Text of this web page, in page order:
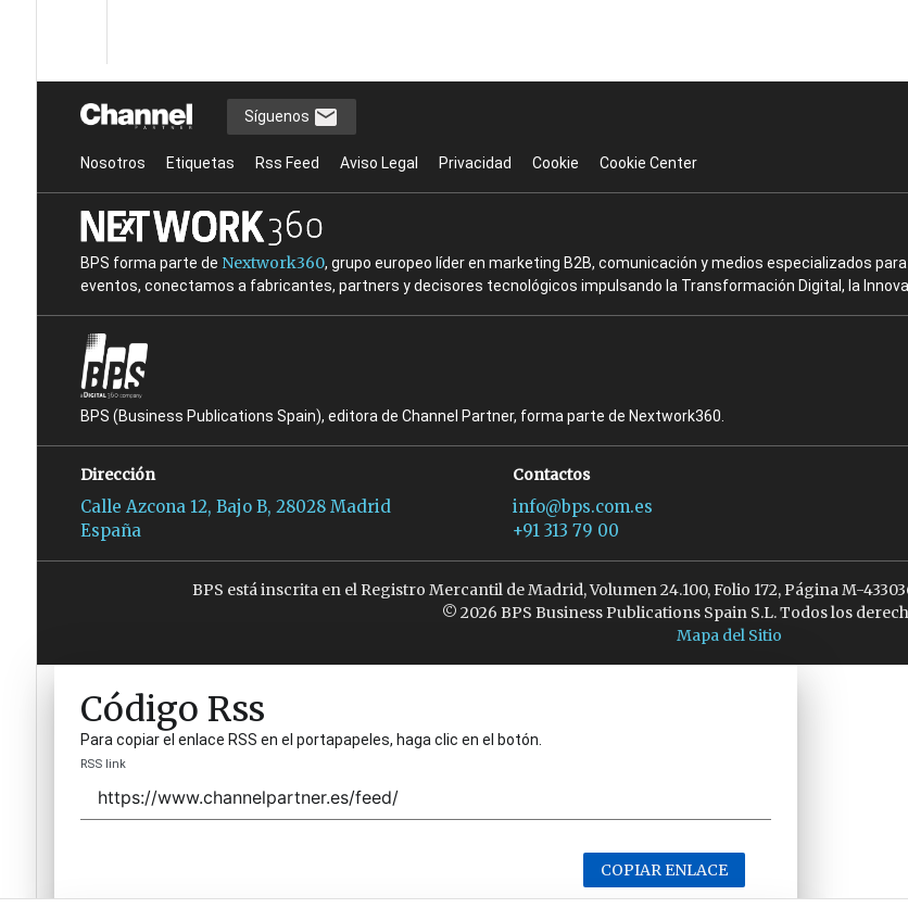
Síguenos
Nosotros Etiquetas Rss Feed Aviso Legal Privacidad Cookie Cookie Center
BPS forma parte de Nextwork360, grupo europeo líder en marketing B2B, comunicación y medios especializados
eventos, conectamos a fabricantes, partners y decisores tecnológicos impulsando la Transformación Digital, la
BPS (Business Publications Spain), editora de Channel Partner, forma parte de Nextwork360.
Dirección
Calle Azcona 12, Bajo B, 28028 Madrid
España
Contactos
info@bps.com.es
+91 313 79 00
BPS está inscrita en el Registro Mercantil de Madrid, Volumen 24.100, Folio 172, Página M-
© 2026 BPS Business Publications Spain S.L. Todos los
Mapa del Sitio
Código Rss
Para copiar el enlace RSS en el portapapeles, haga clic en el botón.
RSS link
COPIAR ENLACE